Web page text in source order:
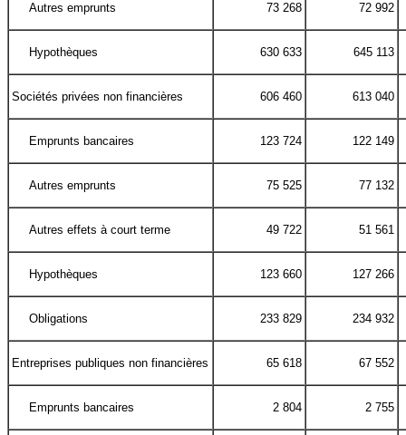
Autres emprunts 73 268 72 992
Hypothèques 630 633 645 113
Sociétés privées non financières 606 460 613 040
Emprunts bancaires 123 724 122 149
Autres emprunts 75 525 77 132
Autres effets à court terme 49 722 51 561
Hypothèques 123 660 127 266
Obligations 233 829 234 932
Entreprises publiques non financières 65 618 67 552
Emprunts bancaires 2 804 2 755